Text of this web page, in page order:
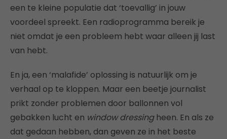
een te kleine populatie dat ‘toevallig’ in jouw
voordeel spreekt. Een radioprogramma bereik je
niet omdat je een probleem hebt waar alleen jij last
van hebt.
En ja, een ‘malafide’ oplossing is natuurlijk om je
verhaal op te kloppen. Maar een beetje journalist
prikt zonder problemen door ballonnen vol
gebakken lucht en window dressingheen. En als ze
dat gedaan hebben, dan geven ze in het beste